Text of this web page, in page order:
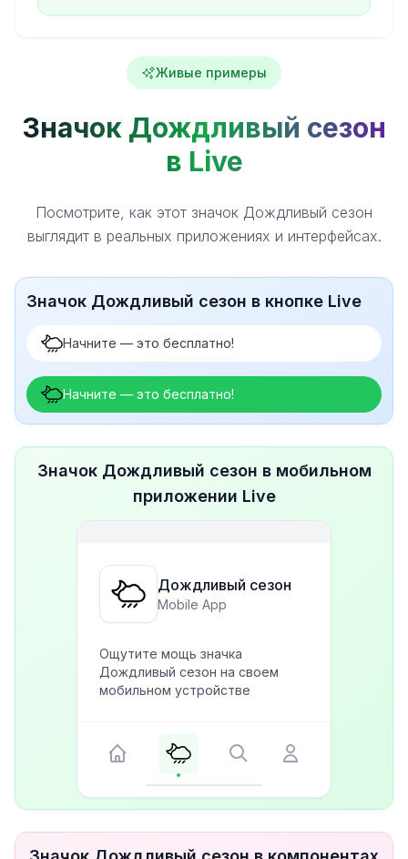
Живые примеры
Значок Дождливый сезон
в Live
Посмотрите, как этот значок Дождливый сезон
выглядит в реальных приложениях и интерфейсах.
Значок Дождливый сезон в кнопке Live
Начните — это бесплатно!
Начните — это бесплатно!
Значок Дождливый сезон в мобильном
приложении Live
Дождливый сезон
Mobile App
Ощутите мощь значка
Дождливый сезон на своем
мобильном устройстве